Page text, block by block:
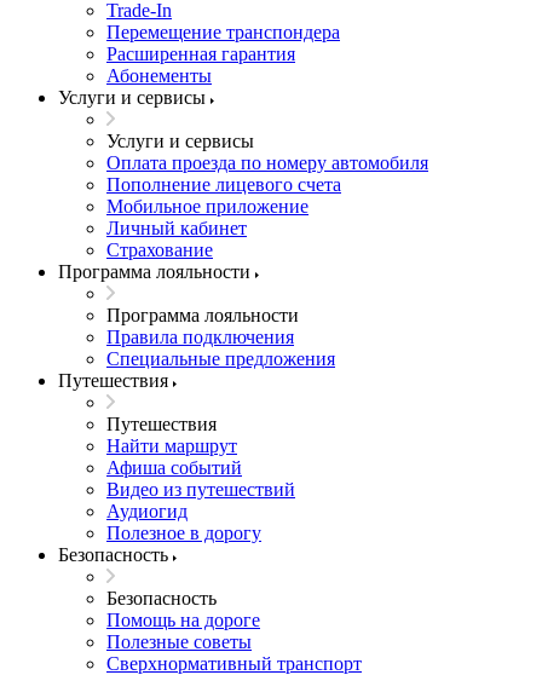
Trade-In
Перемещение транспондера
Расширенная гарантия
Абонементы
Услуги и сервисы
Услуги и сервисы
Оплата проезда по номеру автомобиля
Пополнение лицевого счета
Мобильное приложение
Личный кабинет
Страхование
Программа лояльности
Программа лояльности
Правила подключения
Специальные предложения
Путешествия
Путешествия
Найти маршрут
Афиша событий
Видео из путешествий
Аудиогид
Полезное в дорогу
Безопасность
Безопасность
Помощь на дороге
Полезные советы
Сверхнормативный транспорт